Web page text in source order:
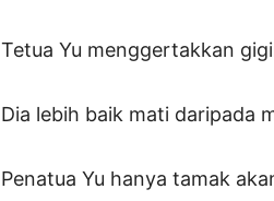
Tetua Yu menggertakkan
Dia lebih baik mati daripada
Penatua Yu hanya tamak